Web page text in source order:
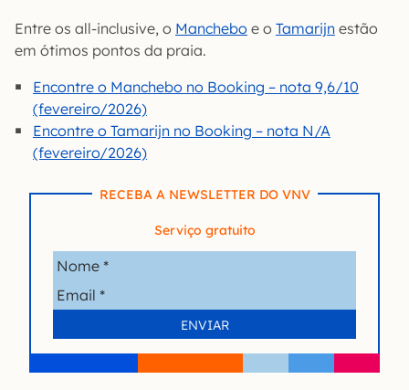
Entre os all-inclusive, o Manchebo e o Tamarijn estão
em ótimos pontos da praia.
Encontre o Manchebo no Booking – nota 9,6/10
(fevereiro/2026)
Encontre o Tamarijn no Booking – nota N/A
(fevereiro/2026)
RECEBA A NEWSLETTER DO VNV
Serviço gratuito